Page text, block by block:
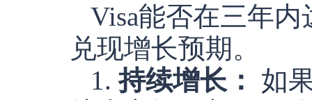
Visa能否在三年
兑现增长预期。
1.持续增长：
如